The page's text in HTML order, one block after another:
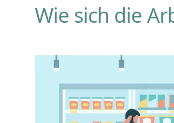
Wie sich die